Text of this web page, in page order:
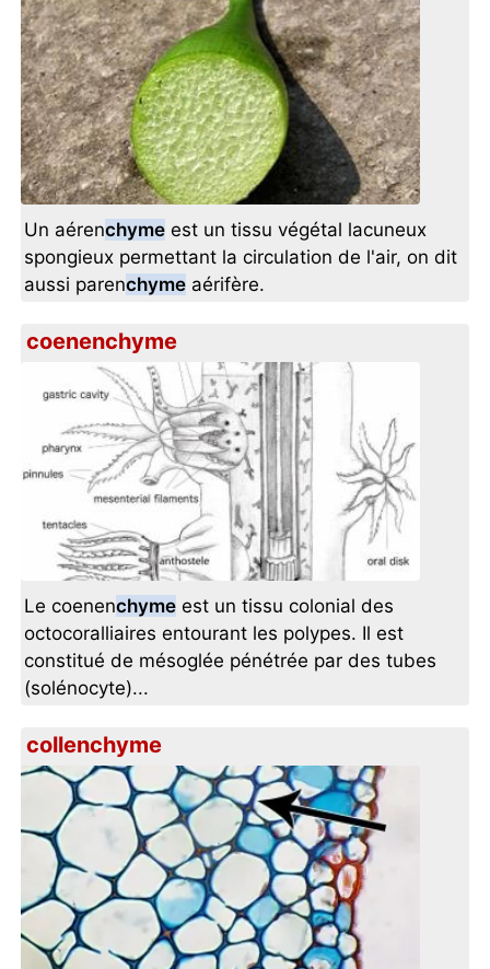
Un aérenchyme est un tissu végétal lacuneux
spongieux permettant la circulation de l'air, on dit
aussi parenchyme aérifère.
coenenchyme
Le coenenchyme est un tissu colonial des
octocoralliaires entourant les polypes. Il est
constitué de mésoglée pénétrée par des tubes
(solénocyte)...
collenchyme